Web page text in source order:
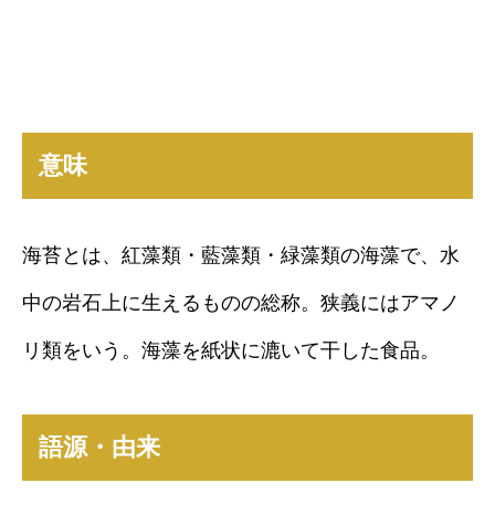
意味
海苔とは、紅藻類・藍藻類・緑藻類の海藻で、水
中の岩石上に生えるものの総称。狭義にはアマノ
リ類をいう。海藻を紙状に漉いて干した食品。
語源・由来